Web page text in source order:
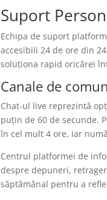
Suport
Echipa de suport
accesibili 24 de ore din
soluționa rapid oricărei
Canale de
Chat-ul live reprezintă
puțin de 60 de secunde.
în cel mult 4 ore, iar
Centrul platformei de
despre depuneri,
săptămânal pentru a